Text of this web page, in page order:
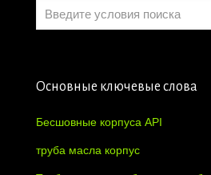
Основные ключевые слова
Бесшовные корпуса API
труба масла корпус